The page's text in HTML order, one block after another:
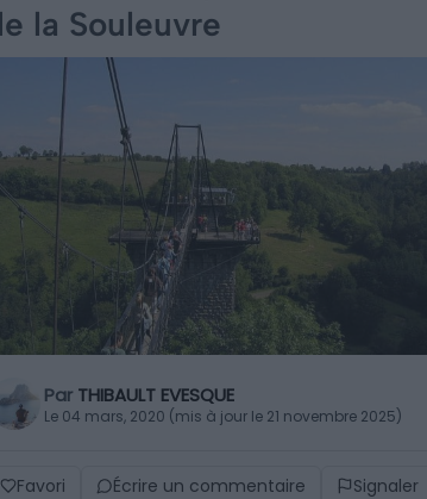
la Souleuvre
Par THIBAULT EVESQUE
Le 04 mars, 2020 (mis à jour le 21 novembre 2025)
Favori Écrire un commentaire Signaler